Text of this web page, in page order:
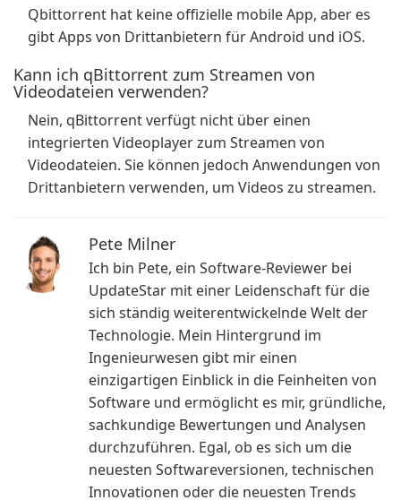
Qbittorrent hat keine offizielle mobile App, aber es
gibt Apps von Drittanbietern für Android und iOS.
Kann ich qBittorrent zum Streamen von
Videodateien verwenden?
Nein, qBittorrent verfügt nicht über einen
integrierten Videoplayer zum Streamen von
Videodateien. Sie können jedoch Anwendungen von
Drittanbietern verwenden, um Videos zu streamen.
Pete Milner
Ich bin Pete, ein Software-Reviewer bei
UpdateStar mit einer Leidenschaft für die
sich ständig weiterentwickelnde Welt der
Technologie. Mein Hintergrund im
Ingenieurwesen gibt mir einen
einzigartigen Einblick in die Feinheiten von
Software und ermöglicht es mir, gründliche,
sachkundige Bewertungen und Analysen
durchzuführen. Egal, ob es sich um die
neuesten Softwareversionen, technischen
Innovationen oder die neuesten Trends